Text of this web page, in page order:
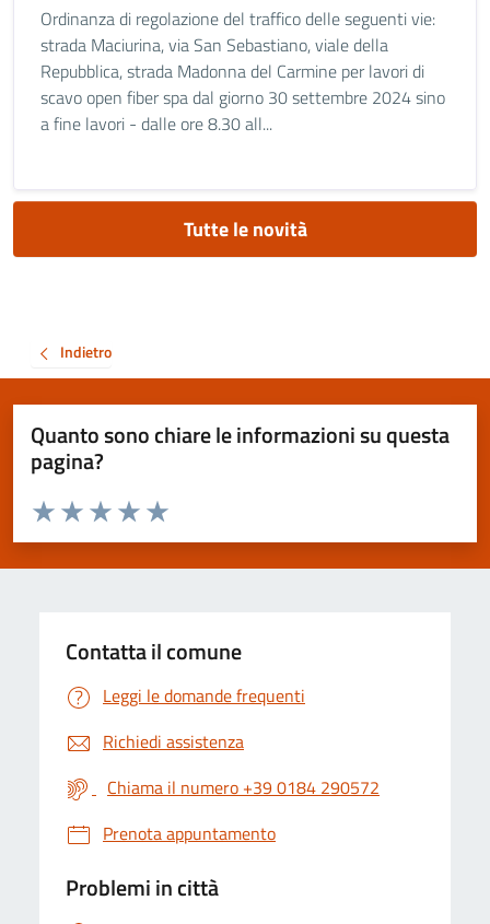
Ordinanza di regolazione del traffico delle seguenti vie:
strada Maciurina, via San Sebastiano, viale della
Repubblica, strada Madonna del Carmine per lavori di
scavo open fiber spa dal giorno 30 settembre 2024 sino
a fine lavori - dalle ore 8.30 all...
Tutte le novità
Indietro
Quanto sono chiare le informazioni su questa
pagina?
Valuta da 1 a 5 stelle la pagina
Valuta 5 stelle su 5
Valuta 4 stelle su 5
Valuta 3 stelle su 5
Valuta 2 stelle su 5
Valuta 1 stelle su 5
Contatta il comune
Leggi le domande frequenti
Richiedi assistenza
Chiama il numero +39 0184 290572
Prenota appuntamento
Problemi in città